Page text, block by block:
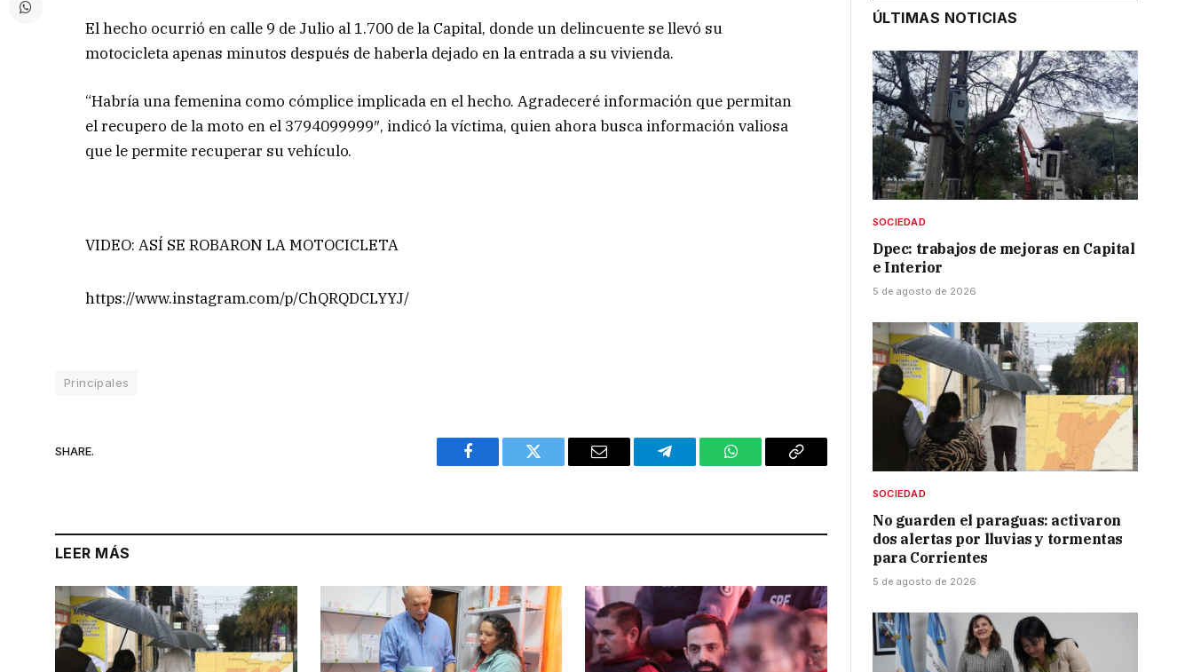
El hecho ocurrió en calle 9 de Julio al 1.700 de la Capital, donde un delincuente se llevó su
motocicleta apenas minutos después de haberla dejado en la entrada a su vivienda.
“Habría una femenina como cómplice implicada en el hecho. Agradeceré información que permitan
el recupero de la moto en el 3794099999″, indicó la víctima, quien ahora busca información valiosa
que le permite recuperar su vehículo.
VIDEO: ASÍ SE ROBARON LA MOTOCICLETA
https://www.instagram.com/p/ChQRQDCLYYJ/
Principales
SHARE.
Facebook Twitter Email Telegram WhatsAppCopy
LEER MÁS
ÚLTIMAS NOTICIAS
SOCIEDAD
Dpec: trabajos de mejoras en Capital
e Interior
5 de agosto de 2026
SOCIEDAD
No guarden el paraguas: activaron
dos alertas por lluvias y tormentas
para Corrientes
5 de agosto de 2026